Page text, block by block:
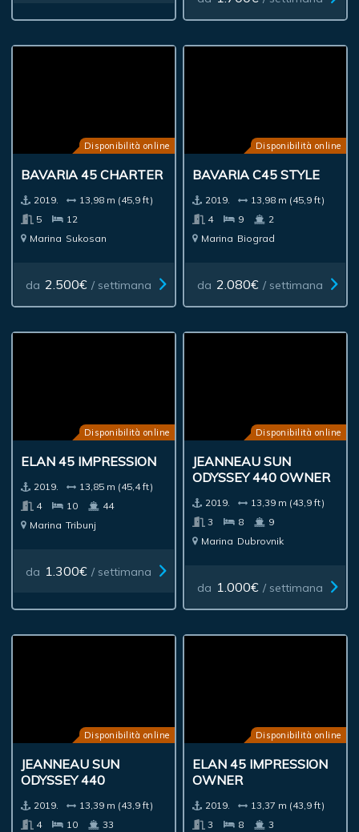
Disponibilità online
BAVARIA 45 CHARTER
2019.
13,98 m (45,9 ft)
5
12
Marina Sukosan
da 2.500€ / settimana
Disponibilità online
BAVARIA C45 STYLE
2019.
13,98 m (45,9 ft)
4
9
2
Marina Biograd
da 2.080€ / settimana
Disponibilità online
ELAN 45 IMPRESSION
2019.
13,85 m (45,4 ft)
4
10
44
Marina Tribunj
da 1.300€ / settimana
Disponibilità online
JEANNEAU SUN
ODYSSEY 440 OWNER
2019.
13,39 m (43,9 ft)
3
8
9
Marina Dubrovnik
da 1.000€ / settimana
Disponibilità online
JEANNEAU SUN
ODYSSEY 440
2019.
13,39 m (43,9 ft)
4
10
33
Disponibilità online
ELAN 45 IMPRESSION
OWNER
2019.
13,37 m (43,9 ft)
3
8
3